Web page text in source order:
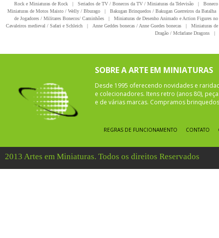
Rock e Miniaturas de Rock
| Seriados de TV / Bonecos da TV / Miniaturas da Televisão |
Miniaturas de Motos Maisto / Welly / Bburago
| Bakugan Brinquedos / Bakugan Guerreiros da Batalha
de Jogadores / Militares Bonecos/ Caminhões
|
Miniaturas de Desenho Animado e Action Figures
Cavaleiros medieval / Safari e Schleich
| Anne Geddes bonecas / Anne Guedes bonecas |
Miniaturas
Dragão / Mcfarlane Dragons
|
SOBRE A ARTE EM MINIATURAS
Desde 1995 oferecendo novidades e
e colecionadores. Itens retro (anos 80),
e de várias marcas. Compramos
REGRAS DE FUNCIONAMENTO CONTATO
2013 Artes em Miniaturas. Todos os direitos Reservados